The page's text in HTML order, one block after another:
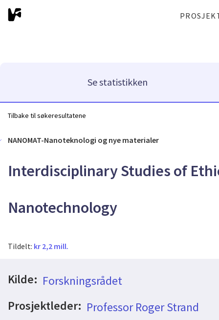
Se statistikken
Tilbake til søkeresultatene
NANOMAT-Nanoteknologi og nye materialer
Interdisciplinary Studies of
Nanotechnology
Tildelt: kr 2,2 mill.
Kilde: Forskningsrådet
Prosjektleder: Professor Roger Strand